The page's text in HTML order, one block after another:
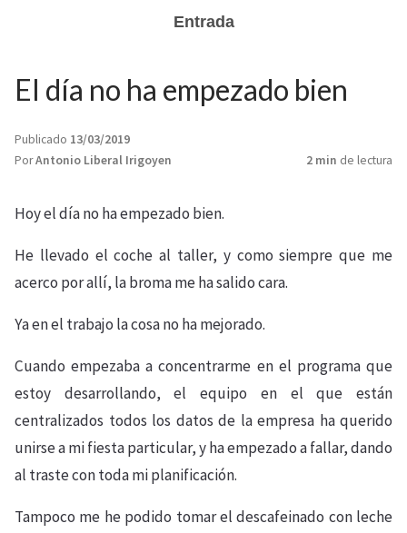
Entrada
El día no ha empezado bien
Publicado 13/03/2019
PorAntonio Liberal Irigoyen 2 min de lectura
Hoy el día no ha empezado bien.
He llevado el coche al taller, y como siempre que me
acerco por allí, la broma me ha salido cara.
Ya en el trabajo la cosa no ha mejorado.
Cuando empezaba a concentrarme en el programa que
estoy desarrollando, el equipo en el que están
centralizados todos los datos de la empresa ha querido
unirse a mi fiesta particular, y ha empezado a fallar, dando
al traste con toda mi planificación.
Tampoco me he podido tomar el descafeinado con leche